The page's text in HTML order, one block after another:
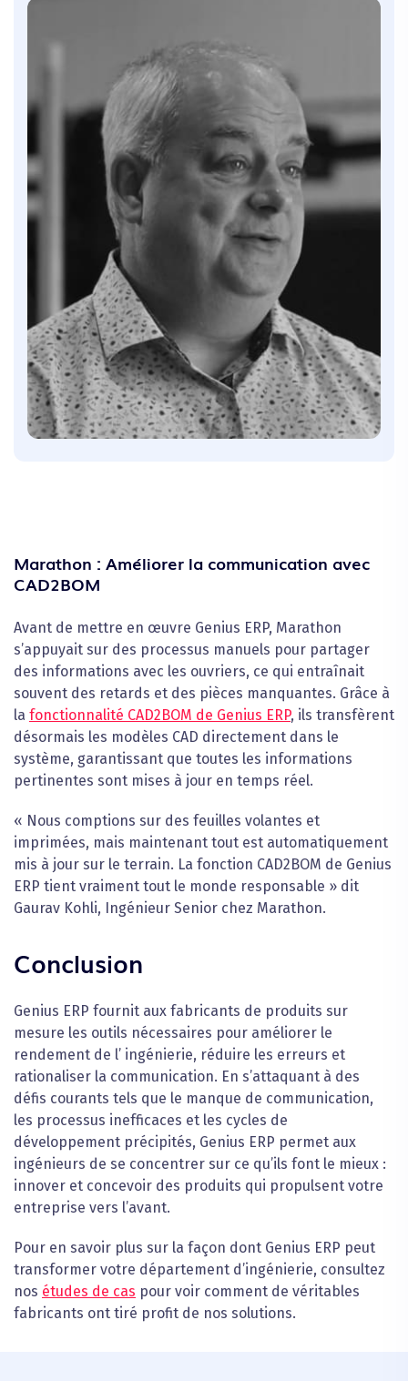
Marathon : Améliorer la communication avec
CAD2BOM
Avant de mettre en œuvre Genius ERP, Marathon
s’appuyait sur des processus manuels pour partager
des informations avec les ouvriers, ce qui entraînait
souvent des retards et des pièces manquantes. Grâce à
la fonctionnalité CAD2BOM de Genius ERP, ils transfèrent
désormais les modèles CAD directement dans le
système, garantissant que toutes les informations
pertinentes sont mises à jour en temps réel.
« Nous comptions sur des feuilles volantes et
imprimées, mais maintenant tout est automatiquement
mis à jour sur le terrain. La fonction CAD2BOM de Genius
ERP tient vraiment tout le monde responsable » dit
Gaurav Kohli, Ingénieur Senior chez Marathon.
Conclusion
Genius ERP fournit aux fabricants de produits sur
mesure les outils nécessaires pour améliorer le
rendement de l’ ingénierie, réduire les erreurs et
rationaliser la communication. En s’attaquant à des
défis courants tels que le manque de communication,
les processus inefficaces et les cycles de
développement précipités, Genius ERP permet aux
ingénieurs de se concentrer sur ce qu’ils font le mieux :
innover et concevoir des produits qui propulsent votre
entreprise vers l’avant.
Pour en savoir plus sur la façon dont Genius ERP peut
transformer votre département d’ingénierie, consultez
nos études de cas pour voir comment de véritables
fabricants ont tiré profit de nos solutions.